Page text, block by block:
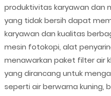
produktivitas karyawan dan
yang tidak bersih dapat
karyawan dan kualitas
mesin fotokopi, alat
menawarkan paket filter air
yang dirancang untuk
seperti air berwarna kuning,